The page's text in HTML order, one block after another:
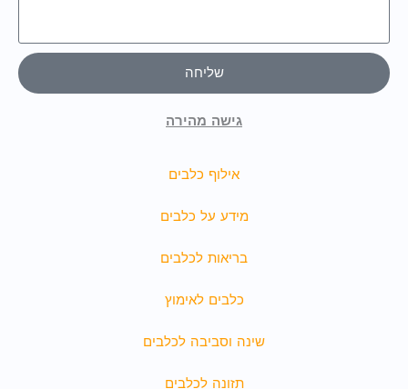
שליחה
גישה מהירה
אילוף כלבים
מידע על כלבים
בריאות לכלבים
כלבים לאימוץ
שינה וסביבה לכלבים
תזונה לכלבים